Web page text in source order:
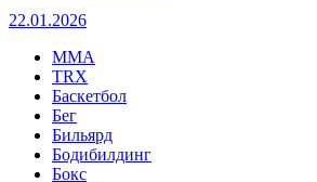
22.01.2026
MMA
TRX
Баскетбол
Бег
Бильярд
Бодибилдинг
Бокс